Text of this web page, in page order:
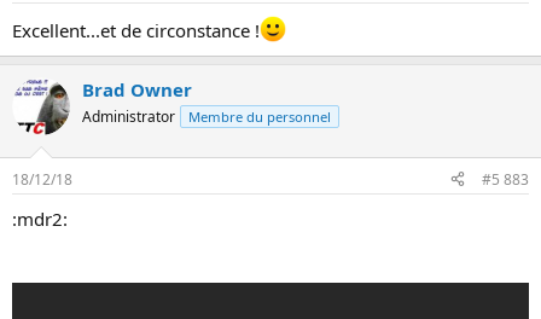
Excellent...et de circonstance !
Brad Owner
Administrator Membre du personnel
18/12/18 #5 883
:mdr2: